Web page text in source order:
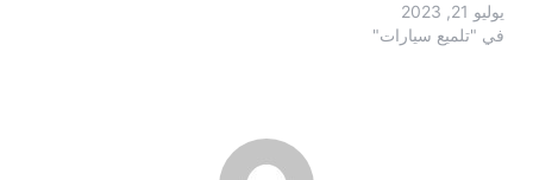
يوليو 21, 2023
في "تلميع سيارات"